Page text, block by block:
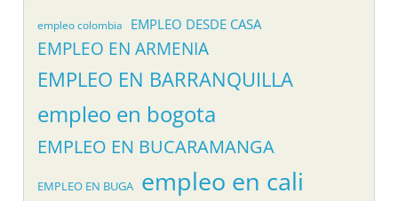
empleo colombia EMPLEO DESDE CASA
EMPLEO EN ARMENIA
EMPLEO EN BARRANQUILLA
empleo en bogota
EMPLEO EN BUCARAMANGA
EMPLEO EN BUGA empleo en cali